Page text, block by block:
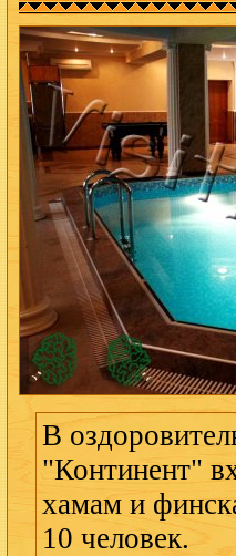
В
"Континент"
хамам и
10 человек.